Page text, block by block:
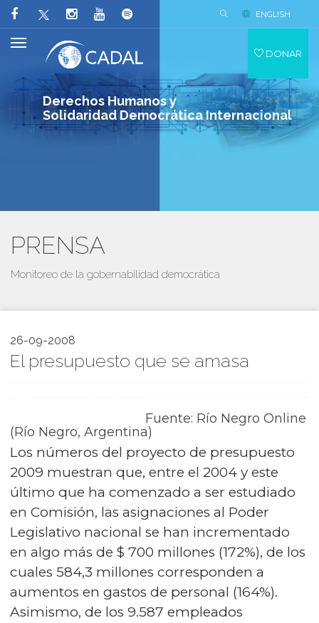
Derechos Humanos y
Solidaridad Democrática Internacional
ENGLISH
DONAR
PRENSA
Monitoreo de la gobernabilidad democrática
26-09-2008
El presupuesto que se amasa
Fuente: Río Negro Online
(Río Negro, Argentina)
Los números del proyecto de presupuesto
2009 muestran que, entre el 2004 y este
último que ha comenzado a ser estudiado
en Comisión, las asignaciones al Poder
Legislativo nacional se han incrementado
en algo más de $ 700 millones (172%), de los
cuales 584,3 millones corresponden a
aumentos en gastos de personal (164%).
Asimismo, de los 9.587 empleados